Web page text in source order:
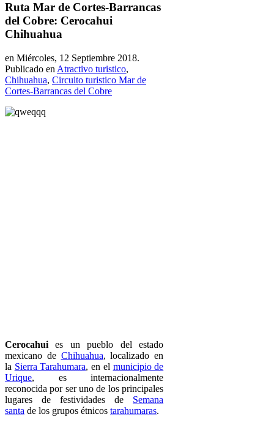
Ruta Mar de Cortes-Barrancas
del Cobre: Cerocahui
Chihuahua
en Miércoles, 12 Septiembre 2018.
Publicado en Atractivo turistico,
Chihuahua, Circuito turistico Mar de
Cortes-Barrancas del Cobre
Cerocahui es un pueblo del estado
mexicano de Chihuahua, localizado en
la Sierra Tarahumara, en el municipio de
Urique, es internacionalmente
reconocida por ser uno de los principales
lugares de festividades de Semana
santa de los grupos étnicos tarahumaras.